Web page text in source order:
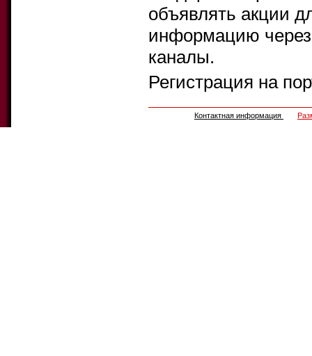
объявлять акции
информацию
каналы.
Регистрация на
Контактная информация